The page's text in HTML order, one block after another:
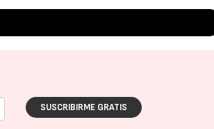
SUSCRIBIRME GRATIS